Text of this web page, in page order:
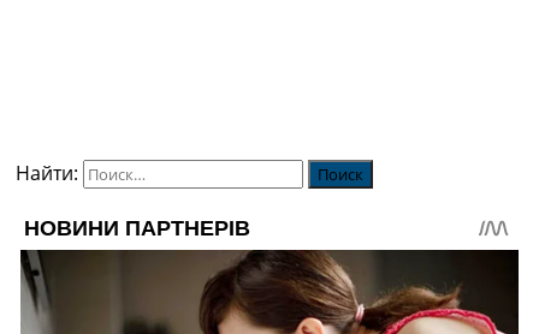
Найти: